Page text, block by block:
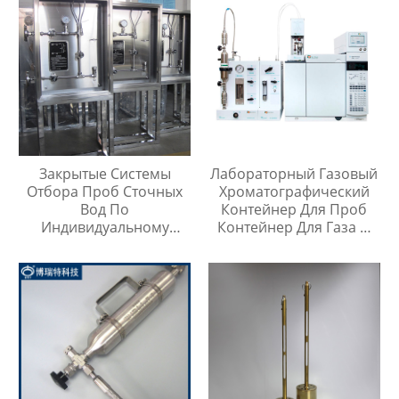
Закрытые Системы
Отбора Проб Сточных
Вод По
Индивидуальному
Лабораторный Газовый
Хроматографический
Контейнер Для Проб
Контейнер Для Газа И
Инъекций